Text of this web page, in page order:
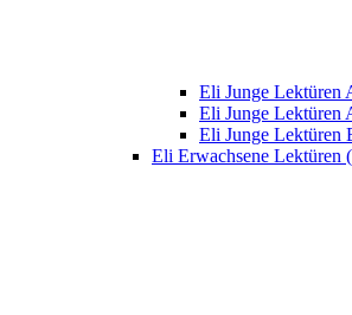
Eli Junge Lektüren
Eli Junge Lektüren
Eli Junge Lektüren
Eli Erwachsene Lektüren